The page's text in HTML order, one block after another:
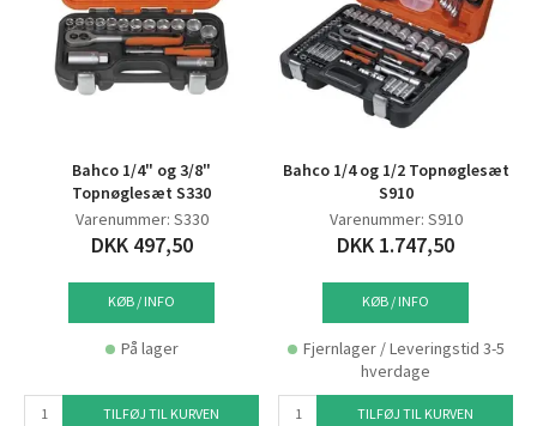
Bahco 1/4" og 3/8"
Topnøglesæt S330
Varenummer: S330
DKK 497,50
KØB / INFO
På lager
TILFØJ TIL KURVEN
Bahco 1/4 og 1/2 Topnøglesæt
S910
Varenummer: S910
DKK 1.747,50
KØB / INFO
Fjernlager / Leveringstid 3-5
hverdage
TILFØJ TIL KURVEN